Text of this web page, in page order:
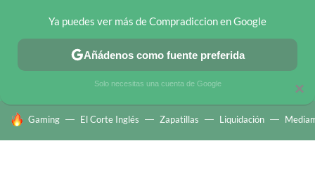
CHOLLOS TELEGRAM OFERTAS EN MÓVILES OFERTAS EN
HOY SE HABLA DE
Gaming El Corte Inglés Zapatillas Liquidación
×
Ya puedes ver más de Compradiccion en Google
Añádenos como fuente preferida
Solo necesitas una cuenta de Google